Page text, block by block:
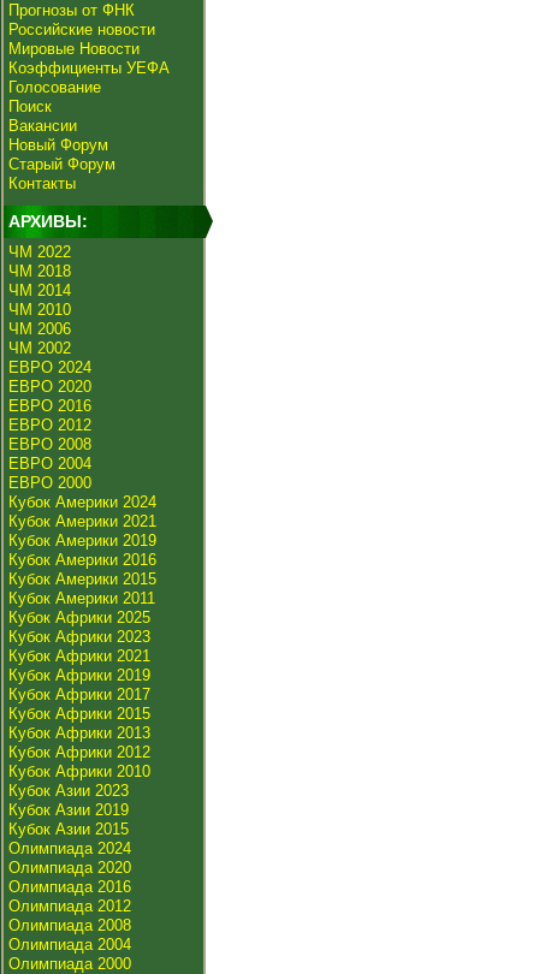
Прогнозы от ФНК
Российские новости
Мировые Новости
Коэффициенты УЕФА
Голосование
Поиск
Вакансии
Новый Форум
Старый Форум
Контакты
АРХИВЫ:
ЧМ 2022
ЧМ 2018
ЧМ 2014
ЧМ 2010
ЧМ 2006
ЧМ 2002
ЕВРО 2024
ЕВРО 2020
ЕВРО 2016
ЕВРО 2012
ЕВРО 2008
ЕВРО 2004
ЕВРО 2000
Кубок Америки 2024
Кубок Америки 2021
Кубок Америки 2019
Кубок Америки 2016
Кубок Америки 2015
Кубок Америки 2011
Кубок Африки 2025
Кубок Африки 2023
Кубок Африки 2021
Кубок Африки 2019
Кубок Африки 2017
Кубок Африки 2015
Кубок Африки 2013
Кубок Африки 2012
Кубок Африки 2010
Кубок Азии 2023
Кубок Азии 2019
Кубок Азии 2015
Олимпиада 2024
Олимпиада 2020
Олимпиада 2016
Олимпиада 2012
Олимпиада 2008
Олимпиада 2004
Олимпиада 2000